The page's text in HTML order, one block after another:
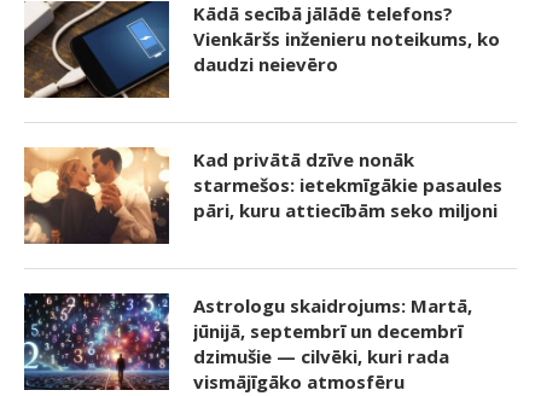
Kādā secībā jālādē telefons?
Vienkāršs inženieru noteikums, ko
daudzi neievēro
Kad privātā dzīve nonāk
starmešos: ietekmīgākie pasaules
pāri, kuru attiecībām seko miljoni
Astrologu skaidrojums: Martā,
jūnijā, septembrī un decembrī
dzimušie — cilvēki, kuri rada
vismājīgāko atmosfēru